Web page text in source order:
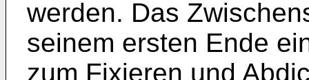
werden. Das
seinem ersten Ende
zum Fixieren und